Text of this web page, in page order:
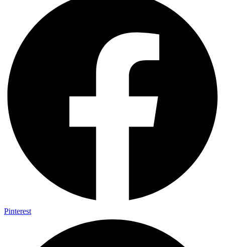
Pinterest